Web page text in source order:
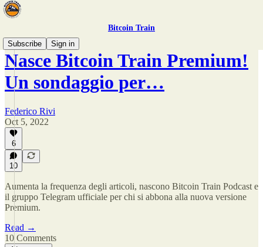
Bitcoin Train
Subscribe
Sign in
Nasce Bitcoin Train Premium!
Un sondaggio per…
Federico Rivi
Oct 5, 2022
6
10
Aumenta la frequenza degli articoli, nascono Bitcoin Train Podcast e
il gruppo Telegram ufficiale per chi si abbona alla nuova versione
Premium.
Read →
10 Comments